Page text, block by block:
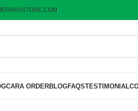
CARA ORDERBLOGFAQSTESTIMONIAL